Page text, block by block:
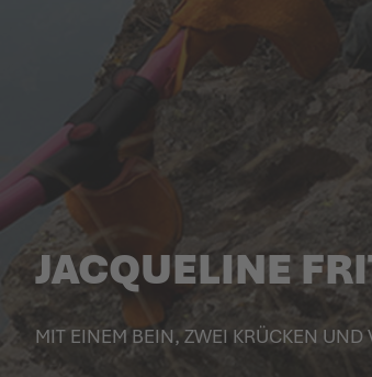
JACQUELINE
MIT EINEM BEIN, ZWEI KRÜCKEN UND